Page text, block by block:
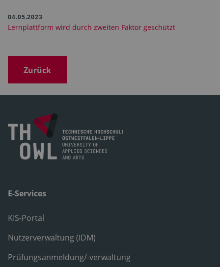
04.05.2023
Lernplattform wird durch zweiten Faktor geschützt
Zurück
E-Services
KIS-Portal
Nutzerverwaltung (IDM)
Prüfungsanmeldung/-verwaltung